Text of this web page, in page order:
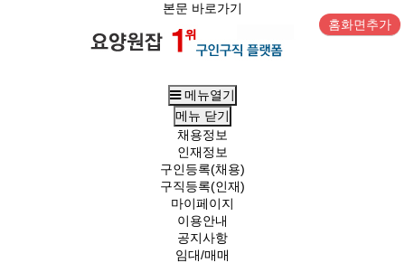
본문 바로가기
홈화면추가
메뉴열기
메뉴 닫기
채용정보
인재정보
구인등록(채용)
구직등록(인재)
마이페이지
이용안내
공지사항
임대/매매